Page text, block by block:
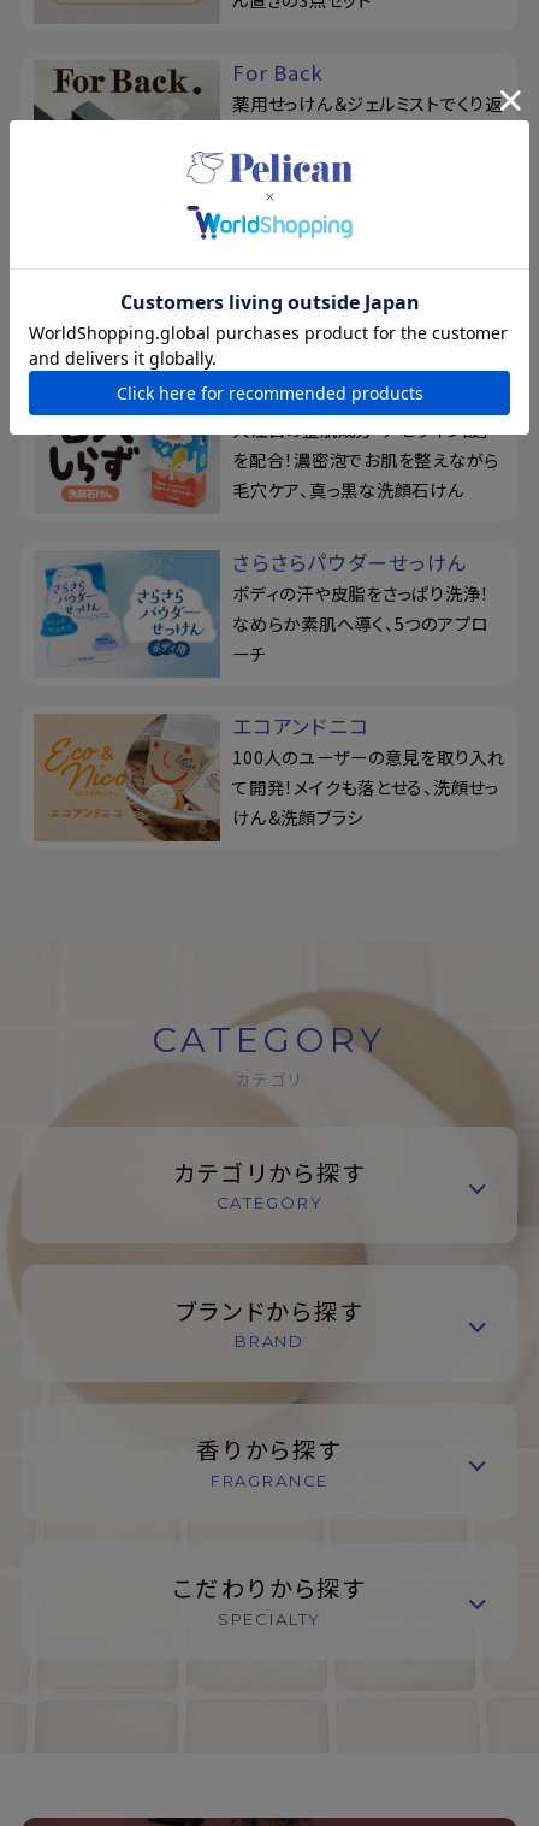
For Back
薬用せっけん＆ジェルミストでくり返
背中を集中ケア
ピーズルーツ
毛穴汚れを、濃密ねばり泡が吸着！
フレッシュな米ぬかをたっぷり配合
した、酵素洗顔パウダー
毛穴しらず
大注目の整肌成分「アゼライン酸」
を配合！濃密泡でお肌を整えながら
毛穴ケア、真っ黒な洗顔石けん
さらさらパウダーせっけん
ボディの汗や皮脂をさっぱり洗浄！
なめらか素肌へ導く、5つのアプロ
ーチ
エコアンドニコ
100人のユーザーの意見を取り入れ
て開発！メイクも落とせる、洗顔せっ
けん＆洗顔ブラシ
CATEGORY
カテゴリ
カテゴリから探す
CATEGORY
ブランドから探す
BRAND
香りから探す
FRAGRANCE
こだわりから探す
SPECIALTY